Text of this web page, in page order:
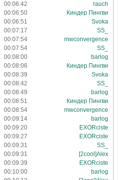
00:06:42
rauch
00:06:50
Киндер Пингви
00:06:51
Svoka
00:07:17
SS_
00:07:54
mwconvergence
00:07:54
SS_
00:08:00
barlog
00:08:06
Киндер Пингви
00:08:39
Svoka
00:08:42
SS_
00:08:49
barlog
00:08:51
Киндер Пингви
00:08:54
mwconvergence
00:09:14
barlog
00:09:20
EXORciste
00:09:27
EXORciste
00:09:31
SS_
00:09:31
[2cool]Alex
00:09:39
EXORciste
00:10:00
barlog